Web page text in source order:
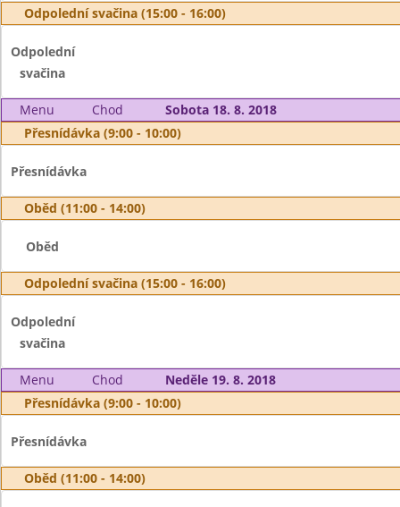
Odpolední svačina (15:00 - 16:00)
Odpolední
svačina
Menu Chod
Sobota 18. 8. 2018
Přesnídávka (9:00 - 10:00)
Přesnídávka
Oběd (11:00 - 14:00)
Oběd
Odpolední svačina (15:00 - 16:00)
Odpolední
svačina
Menu Chod
Neděle 19. 8. 2018
Přesnídávka (9:00 - 10:00)
Přesnídávka
Oběd (11:00 - 14:00)